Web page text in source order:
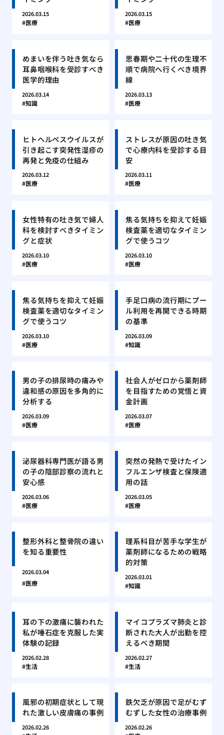
2026.03.15
医療
2026.03.15
医療
めまいを伴う吐き気なら
耳鼻咽喉科を受診すべき
医学的理由
2026.03.14
知識
思春期や二十代の生理不
順で病院へ行くべき境界
線
2026.03.13
医療
ヒトヘルペスウイルスが
引き起こす突発性湿疹の
再発と免疫の仕組み
2026.03.12
医療
ストレスが原因の吐き気
で心療内科を受診する目
安
2026.03.11
医療
女性特有の吐き気で婦人
科を検討すべきタイミン
グと症状
2026.03.10
医療
焦る気持ちを抑えて妊娠
検査薬を適切なタイミン
グで使うコツ
2026.03.10
医療
焦る気持ちを抑えて妊娠
検査薬を適切なタイミン
グで使うコツ
2026.03.10
医療
手足口病の流行期にプー
ル利用を再開できる時期
の基準
2026.03.09
知識
男の子の排尿時の痛みや
違和感の原因を多角的に
分析する
2026.03.09
医療
社会人がゼロから薬剤師
を目指すための覚悟と資
金計画
2026.03.07
医療
泌尿器科専門医が語る男
の子の陰部診察の流れと
安心感
2026.03.06
医療
突然の発熱で受けたイン
フルエンザ検査と保険適
用の話
2026.03.05
医療
整形外科と整骨院の違い
を知る重要性
2026.03.04
医療
理系科目が苦手な学生が
薬剤師になるための戦略
的対策
2026.03.01
知識
耳の下の激痛に襲われた
私が唾石症を克服した実
体験の記録
2026.02.28
生活
マイコプラズマ肺炎と診
断された大人が出勤を控
えるべき期間
2026.02.27
生活
風邪の初期症状として現
れた激しい皮膚痛の事例
2026.02.26
鉄欠乏が原因で足がむず
むずした女性の治療事例
2026.02.26